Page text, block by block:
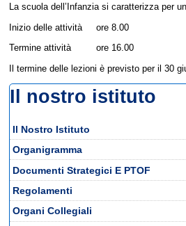
La scuola dell’Infanzia si caratterizza per
Inizio delle attività ore 8. 00
Termine attività ore 16.00
Il termine delle lezioni è previsto per il 30
Il nostro istituto
Il Nostro Istituto
Organigramma
Documenti Strategici E PTOF
Regolamenti
Organi Collegiali